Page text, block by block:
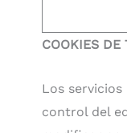
COOKIES DE
Los
control del